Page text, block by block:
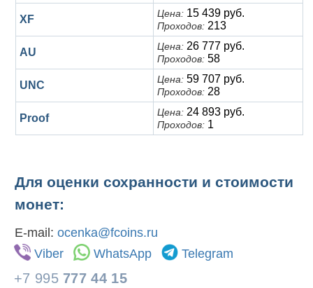
XF Цена: 15 439 руб.
Проходов: 213
AU Цена: 26 777 руб.
Проходов: 58
UNC Цена: 59 707 руб.
Проходов: 28
Proof Цена: 24 893 руб.
Проходов: 1
Для оценки сохранности и стоимости
монет:
E-mail: ocenka@fcoins.ru
Viber
WhatsApp Telegram
+7 995 777 44 15